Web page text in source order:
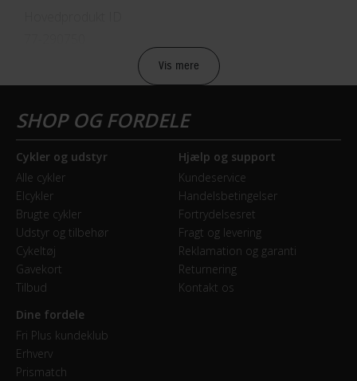
Sikkerheds- og producentinfo
Model år
2024
BREMSER
Bagbremse
Mekanisk skivebremse Tektro SCM-02 Mech. Disc
Brakes
Forbremse
Mekanisk skivebremse Tektro SCM-02 Mech. Disc
Brakes
Vis mere
Cykler og udstyr
Alle cykler
Elcykler
Brugte cykler
Udstyr og tilbehør
Cykeltøj
Gavekort
Tilbud
Hjælp og support
Kundeservice
Handelsbetingelser
Fortrydelsesret
Fragt og levering
Reklamation og garanti
Returnering
Kontakt os
Dine fordele
Fri Plus kundeklub
Erhverv
Prismatch